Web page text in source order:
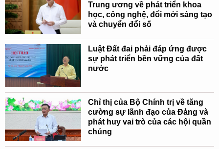
Trung ương về phát triển khoa
học, công nghệ, đổi mới sáng tạo
và chuyển đổi số
Luật Đất đai phải đáp ứng được
sự phát triển bền vững của đất
nước
Chỉ thị của Bộ Chính trị về tăng
cường sự lãnh đạo của Đảng và
phát huy vai trò của các hội quần
chúng